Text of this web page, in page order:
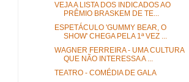
VEJA A LISTA DOS INDICADOS AO
PRÊMIO BRASKEM DE TE...
ESPETÁCULO 'GUMMY BEAR, O
SHOW' CHEGA PELA 1ª VEZ ...
WAGNER FERREIRA - UMA CULTURA
QUE NÃO INTERESSA A ...
TEATRO - COMÉDIA DE GALA